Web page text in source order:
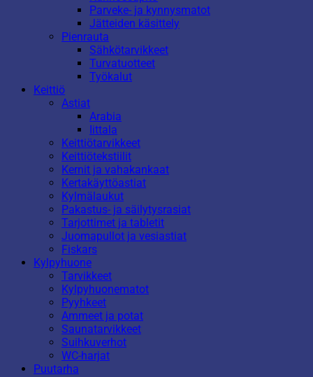
Parveke- ja kynnysmatot
Jätteiden käsittely
Pienrauta
Sähkötarvikkeet
Turvatuotteet
Työkalut
Keittiö
Astiat
Arabia
Iittala
Keittiötarvikkeet
Keittiötekstiilit
Kernit ja vahakankaat
Kertakäyttöastiat
Kylmälaukut
Pakastus- ja säilytysrasiat
Tarjottimet ja tabletit
Juomapullot ja vesiastiat
Fiskars
Kylpyhuone
Tarvikkeet
Kylpyhuonematot
Pyyhkeet
Ammeet ja potat
Saunatarvikkeet
Suihkuverhot
WC-harjat
Puutarha